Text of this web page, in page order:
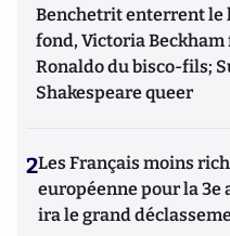
Benchetrit enterrent le
fond, Victoria
Ronaldo du bisco-fils;
Shakespeare queer
2Les Français moins
européenne pour la 3e
ira le grand